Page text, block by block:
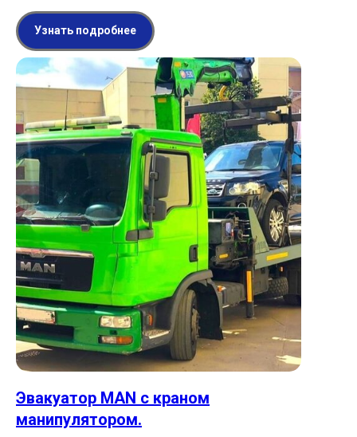
Узнать подробнее
Эвакуатор MAN с краном
манипулятором.